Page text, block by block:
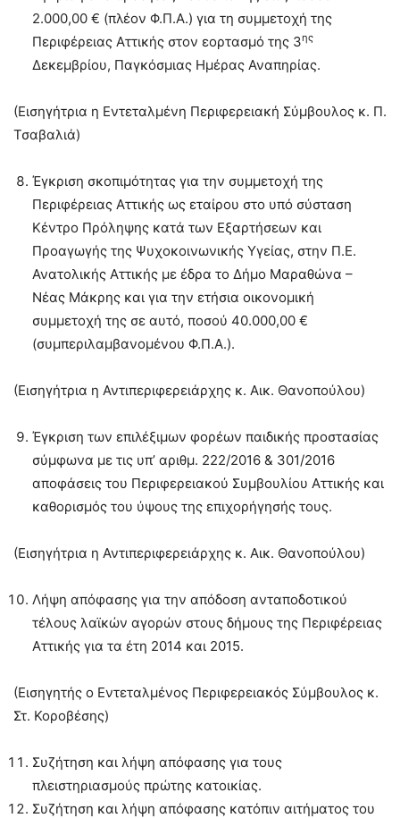
2.000,00 € (πλέον Φ.Π.Α.) για τη συμμετοχή της
Περιφέρειας Αττικής στον εορτασμό της 3ης
Δεκεμβρίου, Παγκόσμιας Ημέρας Αναπηρίας.
(Εισηγήτρια η Εντεταλμένη Περιφερειακή Σύμβουλος κ. Π.
Τσαβαλιά)
Έγκριση σκοπιμότητας για την συμμετοχή της
Περιφέρειας Αττικής ως εταίρου στο υπό σύσταση
Κέντρο Πρόληψης κατά των Εξαρτήσεων και
Προαγωγής της Ψυχοκοινωνικής Υγείας, στην Π.Ε.
Ανατολικής Αττικής με έδρα το Δήμο Μαραθώνα –
Νέας Μάκρης και για την ετήσια οικονομική
συμμετοχή της σε αυτό, ποσού 40.000,00 €
(συμπεριλαμβανομένου Φ.Π.Α.).
(Εισηγήτρια η Αντιπεριφερειάρχης κ. Αικ. Θανοπούλου)
Έγκριση των επιλέξιμων φορέων παιδικής προστασίας
σύμφωνα με τις υπ’ αριθμ. 222/2016 & 301/2016
αποφάσεις του Περιφερειακού Συμβουλίου Αττικής και
καθορισμός του ύψους της επιχορήγησής τους.
(Εισηγήτρια η Αντιπεριφερειάρχης κ. Αικ. Θανοπούλου)
Λήψη απόφασης για την απόδοση ανταποδοτικού
τέλους λαϊκών αγορών στους δήμους της Περιφέρειας
Αττικής για τα έτη 2014 και 2015.
(Εισηγητής ο Εντεταλμένος Περιφερειακός Σύμβουλος κ.
Στ. Κοροβέσης)
Συζήτηση και λήψη απόφασης για τους
πλειστηριασμούς πρώτης κατοικίας.
Συζήτηση και λήψη απόφασης κατόπιν αιτήματος του